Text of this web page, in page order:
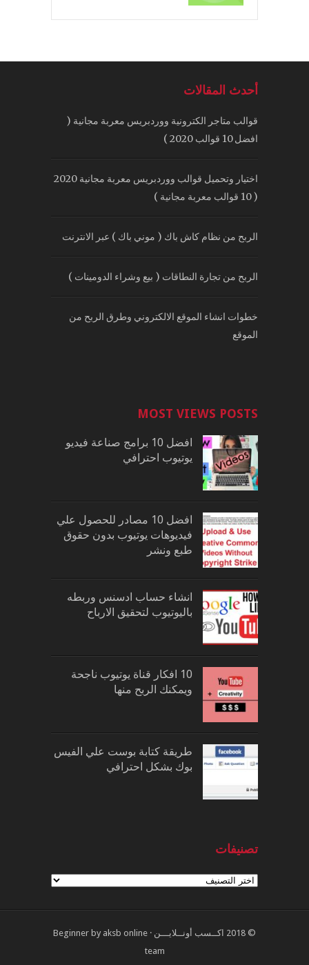
أحدث المقالات
قوالب متاجر الكترونية ووردبريس معربة مجانية (
افضل 10 قوالب 2020 )
اختيار وتحميل قوالب ووردبريس معربة مجانية 2020
( 10 قوالب معربة مجانية )
الربح من نظام كاش باك ( موني باك ) عبر الانترنت
الربح من تجارة النطاقات ( بيع وشراء الدومينات )
خطوات انشاء الموقع الالكتروني وطرق الربح من
الموقع
MOST VIEWS POSTS
افضل 10 برامج صناعة فيديو
يوتيوب احترافي
افضل 10 مصادر للحصول علي
فيديوهات يوتيوب بدون حقوق
طبع ونشر
انشاء حساب ادسنس وربطه
باليوتيوب لتحقيق الارباح
10 افكار قناة يوتيوب ناجحة
ويمكنك الربح منها
طريقة كتابة بوست علي الفيس
بوك بشكل احترافي
تصنيفات
تصنيفات
© 2018 اكــسب أونــلايـــن ·
Beginner by aksb online
team